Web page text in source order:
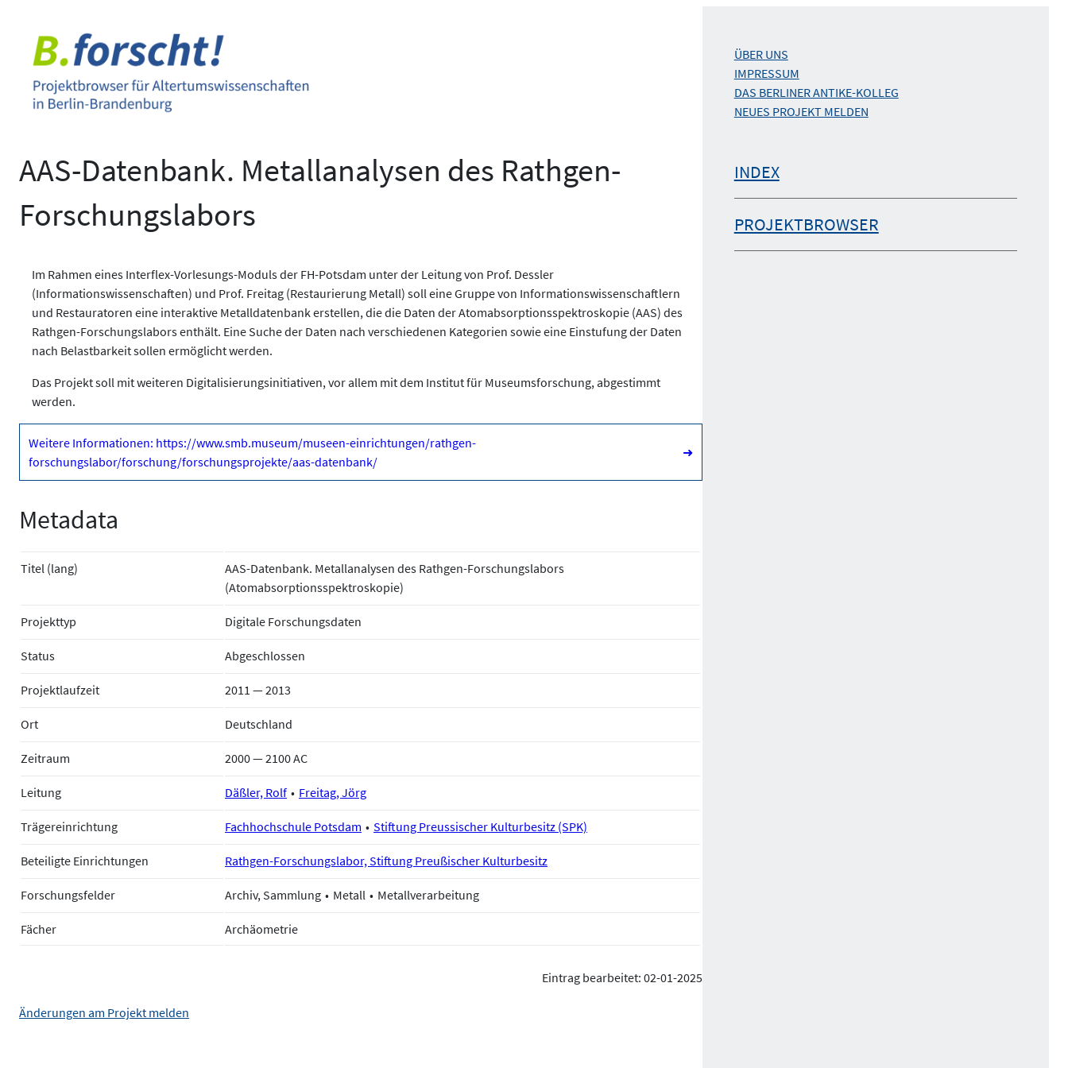
springen
AAS-Datenbank. Metallanalysen des Rathgen-
Forschungslabors
Im Rahmen eines Interflex-Vorlesungs-Moduls der FH-Potsdam unter der Leitung von Prof. Dessler
(Informationswissenschaften) und Prof. Freitag (Restaurierung Metall) soll eine Gruppe von Informationswissenschaftlern
und Restauratoren eine interaktive Metalldatenbank erstellen, die die Daten der Atomabsorptionsspektroskopie (AAS) des
Rathgen-Forschungslabors enthält. Eine Suche der Daten nach verschiedenen Kategorien sowie eine Einstufung der Daten
nach Belastbarkeit sollen ermöglicht werden.
Das Projekt soll mit weiteren Digitalisierungsinitiativen, vor allem mit dem Institut für Museumsforschung, abgestimmt
werden.
Weitere Informationen: https://www.smb.museum/museen-einrichtungen/rathgen-
forschungslabor/forschung/forschungsprojekte/aas-datenbank/
➜
Metadata
Titel (lang)
AAS-Datenbank. Metallanalysen des Rathgen-Forschungslabors
(Atomabsorptionsspektroskopie)
Projekttyp Digitale Forschungsdaten
Status Abgeschlossen
Projektlaufzeit 2011 — 2013
Ort Deutschland
Zeitraum 2000 — 2100 AC
Leitung Däßler, Rolf Freitag, Jörg
Trägereinrichtung Fachhochschule Potsdam Stiftung Preussischer Kulturbesitz (SPK)
Beteiligte Einrichtungen Rathgen-Forschungslabor, Stiftung Preußischer Kulturbesitz
Forschungsfelder Archiv, Sammlung Metall Metallverarbeitung
Fächer Archäometrie
Eintrag bearbeitet: 02-01-2025
Änderungen am Projekt melden
ÜBER UNS
IMPRESSUM
DAS BERLINER ANTIKE-KOLLEG
NEUES PROJEKT MELDEN
INDEX
PROJEKTBROWSER